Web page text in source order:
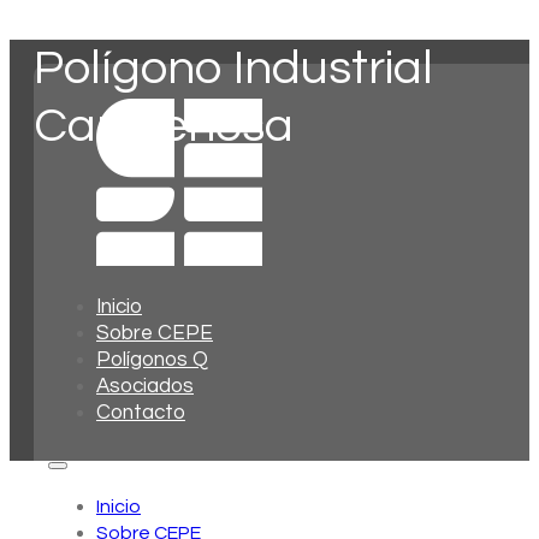
Inicio
Sobre CEPE
Polígonos Q
Asociados
Contacto
Inicio
Sobre CEPE
Polígono Industrial
Can Fenosa